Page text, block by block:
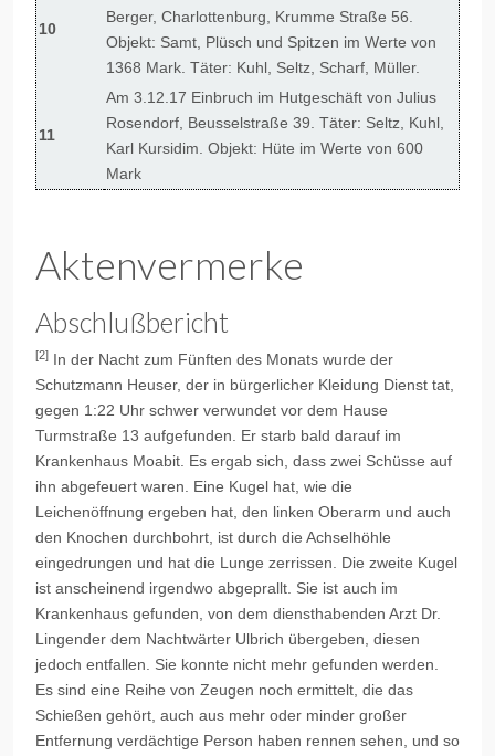
10
Berger, Charlottenburg, Krumme Straße 56.
Objekt: Samt, Plüsch und Spitzen im Werte von
1368 Mark. Täter: Kuhl, Seltz, Scharf, Müller.
11
Am 3.12.17 Einbruch im Hutgeschäft von Julius
Rosendorf, Beusselstraße 39. Täter: Seltz, Kuhl,
Karl Kursidim. Objekt: Hüte im Werte von 600
Mark
Aktenvermerke
Abschlußbericht
[2] In der Nacht zum Fünften des Monats wurde der
Schutzmann Heuser, der in bürgerlicher Kleidung Dienst tat,
gegen 1:22 Uhr schwer verwundet vor dem Hause
Turmstraße 13 aufgefunden. Er starb bald darauf im
Krankenhaus Moabit. Es ergab sich, dass zwei Schüsse auf
ihn abgefeuert waren. Eine Kugel hat, wie die
Leichenöffnung ergeben hat, den linken Oberarm und auch
den Knochen durchbohrt, ist durch die Achselhöhle
eingedrungen und hat die Lunge zerrissen. Die zweite Kugel
ist anscheinend irgendwo abgeprallt. Sie ist auch im
Krankenhaus gefunden, von dem diensthabenden Arzt Dr.
Lingender dem Nachtwärter Ulbrich übergeben, diesen
jedoch entfallen. Sie konnte nicht mehr gefunden werden.
Es sind eine Reihe von Zeugen noch ermittelt, die das
Schießen gehört, auch aus mehr oder minder großer
Entfernung verdächtige Person haben rennen sehen, und so